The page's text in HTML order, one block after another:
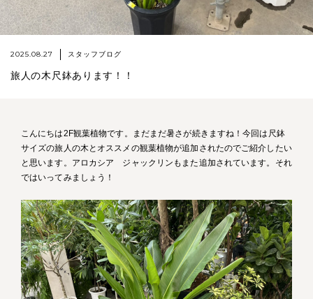
2025.08.27 スタッフブログ
旅人の木尺鉢あります！！
こんにちは2F観葉植物です。まだまだ暑さが続きますね！今回は尺鉢
サイズの旅人の木とオススメの観葉植物が追加されたのでご紹介したい
と思います。アロカシア ジャックリンもまた追加されています。それ
ではいってみましょう！